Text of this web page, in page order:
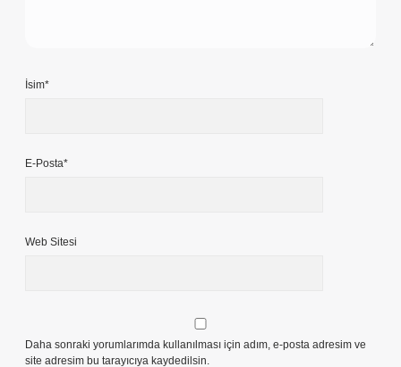
İsim*
E-Posta*
Web Sitesi
Daha sonraki yorumlarımda kullanılması için adım, e-posta adresim ve
site adresim bu tarayıcıya kaydedilsin.